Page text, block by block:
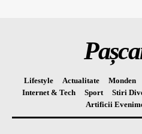
Lifestyle Actualitate Monden
Internet & Tech
Sport Stiri
Artificii